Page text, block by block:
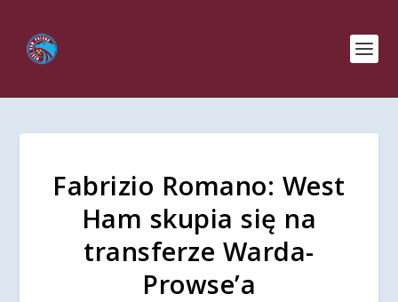
Fabrizio Romano: West
Ham skupia się na
transferze Warda-
Prowse’a